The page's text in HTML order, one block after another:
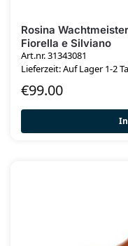
Rosina
Fiorella e Silviano
Art.nr. 31343081
Lieferzeit: Auf Lager 1-2
€99.00